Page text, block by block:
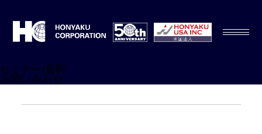
セミナー/資料
お問い合わせ